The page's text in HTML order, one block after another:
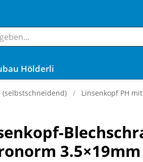
Hölderli
Linsenkopf PH
3.5×19mm